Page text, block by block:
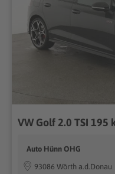
Auto Hünn OHG
93086 Wörth a.d.Donau